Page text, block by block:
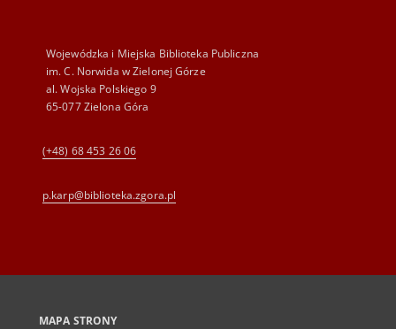
Wojewódzka i Miejska Biblioteka Publiczna
im. C. Norwida w Zielonej Górze
al. Wojska Polskiego 9
65-077 Zielona Góra
(+48) 68 453 26 06
p.karp@biblioteka.zgora.pl
MAPA STRONY